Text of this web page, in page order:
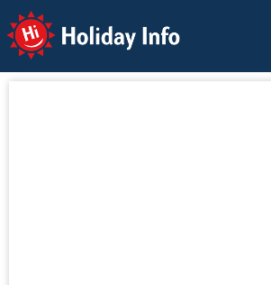
Holiday Info